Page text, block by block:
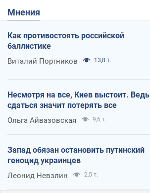
Мнения
Как противостоять российской
баллистике
Виталий Портников 13,8 т.
Несмотря на все, Киев выстоит. Ведь
сдаться значит потерять все
Ольга Айвазовская 9,6 т.
Запад обязан остановить путинский
геноцид украинцев
Леонид Невзлин 2,5 т.